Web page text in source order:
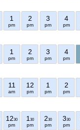
1
pm
2
pm
3
pm
4
pm
1
pm
2
pm
3
pm
4
pm
11
am
12
pm
1
pm
2
pm
1230
pm
1 30
pm
230
pm
330
pm